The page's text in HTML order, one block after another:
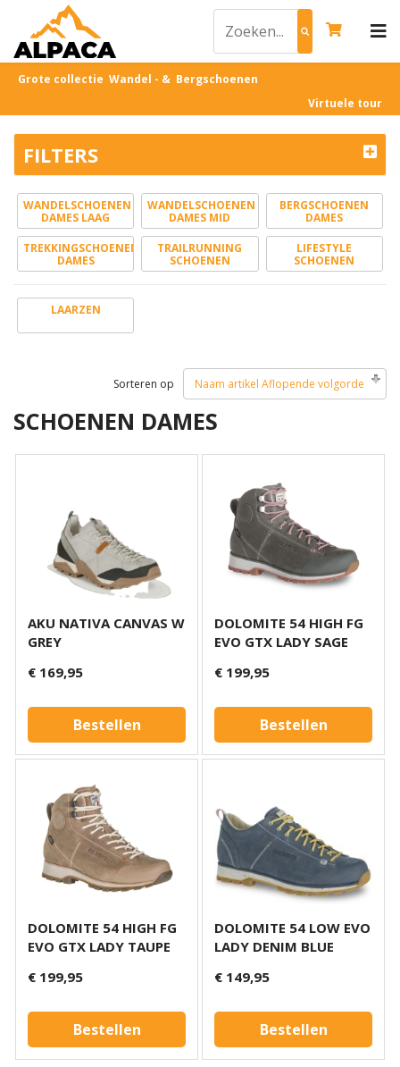
Grote collectie Wandel - & Bergschoenen
Virtuele tour
FILTERS
WANDELSCHOENEN
DAMES LAAG
WANDELSCHOENEN
DAMES MID
BERGSCHOENEN
DAMES
TREKKINGSCHOENEN
DAMES
TRAILRUNNING
SCHOENEN
LIFESTYLE
SCHOENEN
LAARZEN
Sorteren op Naam artikel Aflopende volgorde
SCHOENEN DAMES
AKU NATIVA CANVAS W
GREY
€ 169,95
Bestellen
DOLOMITE 54 HIGH FG
EVO GTX LADY SAGE
€ 199,95
Bestellen
DOLOMITE 54 HIGH FG
EVO GTX LADY TAUPE
€ 199,95
Bestellen
DOLOMITE 54 LOW EVO
LADY DENIM BLUE
€ 149,95
Bestellen